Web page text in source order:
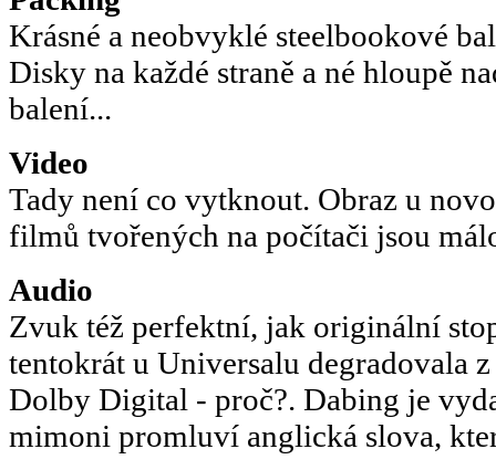
Krásné a neobvyklé steelbookové
Disky na každé straně a né hloupě
balení...
Video
Tady není co vytknout. Obraz u
filmů tvořených na počítači jsou
Audio
Zvuk též perfektní, jak originální
tentokrát u Universalu degradovala
Dolby Digital - proč?. Dabing je
mimoni promluví anglická slova,